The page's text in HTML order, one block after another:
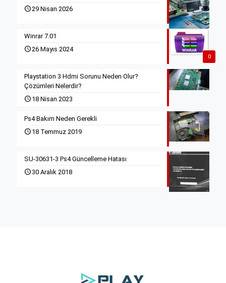
29 Nisan 2026
0
Winrar 7.01
26 Mayıs 2024
Playstation 3 Hdmi Sorunu Neden Olur?
Çözümleri Nelerdir?
18 Nisan 2023
Ps4 Bakım Neden Gerekli
18 Temmuz 2019
SU-30631-3 Ps4 Güncelleme Hatası
30 Aralık 2018